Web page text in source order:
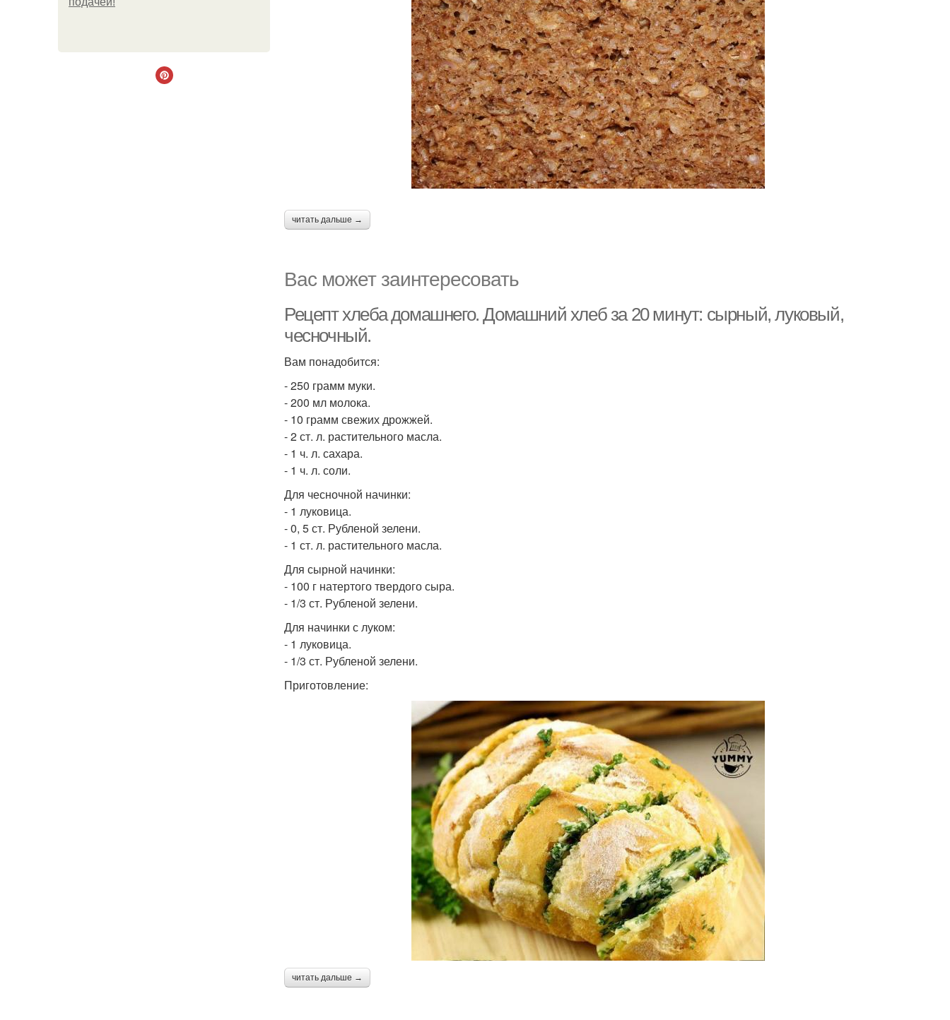
читать дальше →
Вас может заинтересовать
Рецепт хлеба домашнего. Домашний хлеб за 20 минут: сырный, луковый,
чесночный.
Вам понадобится:
- 250 грамм муки.
- 200 мл молока.
- 10 грамм свежих дрожжей.
- 2 ст. л. растительного масла.
- 1 ч. л. сахара.
- 1 ч. л. соли.
Для чесночной начинки:
- 1 луковица.
- 0, 5 ст. Рубленой зелени.
- 1 ст. л. растительного масла.
Для сырной начинки:
- 100 г натертого твердого сыра.
- 1/3 ст. Рубленой зелени.
Для начинки с луком:
- 1 луковица.
- 1/3 ст. Рубленой зелени.
Приготовление:
читать дальше →